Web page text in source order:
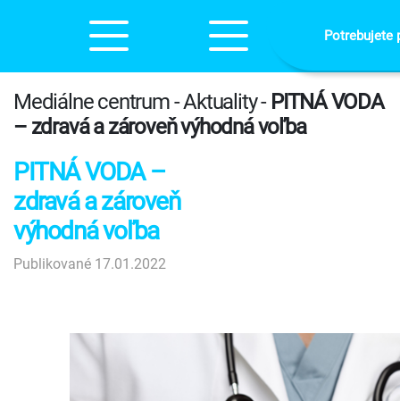
Potrebujete
Mediálne centrum - Aktuality - PITNÁ VODA
– zdravá a zároveň výhodná voľba
PITNÁ VODA –
zdravá a zároveň
výhodná voľba
Publikované 17.01.2022